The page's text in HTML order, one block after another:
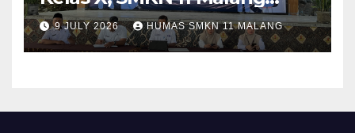
Sosialisasikan Komitmen
“MPLS Ramah”
9 JULY 2026 HUMAS SMKN 11 MALANG